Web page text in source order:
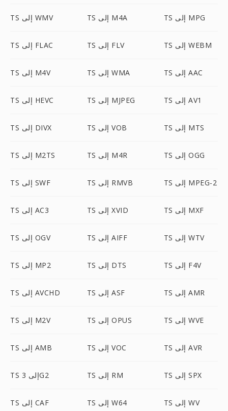
TS إلى WMV TS إلى M4A TS إلى MPG
TS إلى FLAC TS إلى FLV TS إلى WEBM
TS إلى M4V TS إلى WMA TS إلى AAC
TS إلى HEVC TS إلى MJPEG TS إلى AV1
TS إلى DIVX TS إلى VOB TS إلى MTS
TS إلى M2TS TS إلى M4R TS إلى OGG
TS إلى SWF TS إلى RMVB TS إلى MPEG-2
TS إلى AC3 TS إلى XVID TS إلى MXF
TS إلى OGV TS إلى AIFF TS إلى WTV
TS إلى MP2 TS إلى DTS TS إلى F4V
TS إلى AVCHD TS إلى ASF TS إلى AMR
TS إلى M2V TS إلى OPUS TS إلى WVE
TS إلى AMB TS إلى VOC TS إلى AVR
TS إلى 3G2 TS إلى RM TS إلى SPX
TS إلى CAF TS إلى W64 TS إلى WV